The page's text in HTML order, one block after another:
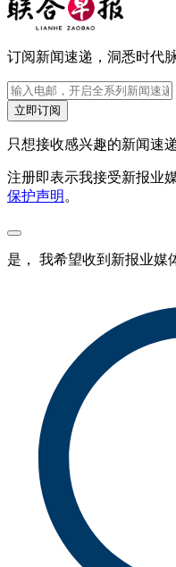
订阅新闻速递，洞悉时代脉
立即订阅
只想接收感兴趣的新闻速
注册即表示我接受新报业
保护声明 。
是， 我希望收到新报业媒